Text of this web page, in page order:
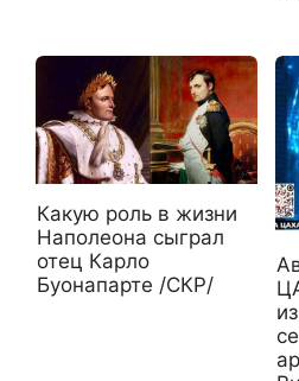
Какую роль в жизни
Наполеона сыграл
отец Карло
Буонапарте /СКР/